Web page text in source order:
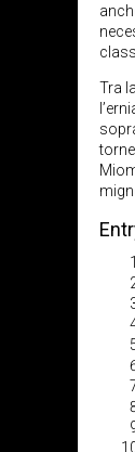
Tra